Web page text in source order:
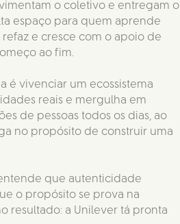
o coletivo e entregam o
espaço para quem aprende
e cresce com o apoio de
ao fim.
é vivenciar um ecossistema
reais e mergulha em
de pessoas todos os dias, ao
no propósito de construir uma
que autenticidade
o propósito se prova na
resultado: a Unilever tá pronta